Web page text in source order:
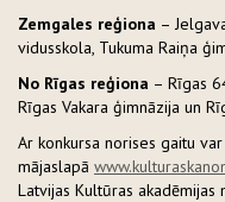
Zemgales reģiona –
vidusskola, Tukuma Raiņa
No Rīgas reģiona – Rīgas
Rīgas Vakara ģimnāzija un
Ar konkursa norises gaitu
mājaslapā
Latvijas Kultūras akadēmijas